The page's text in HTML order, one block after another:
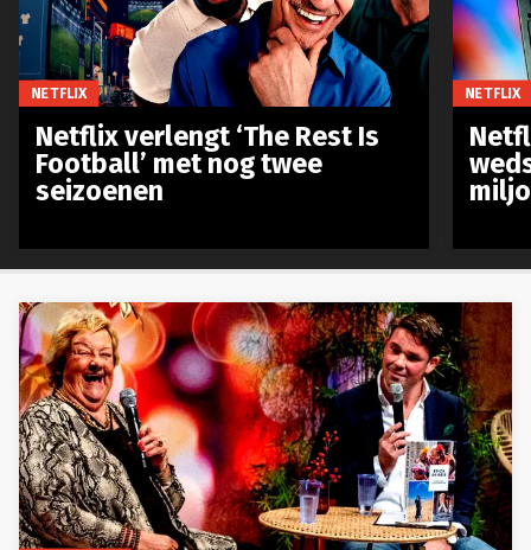
NETFLIX
Netflix verlengt ‘The Rest Is
Football’ met nog twee
seizoenen
NETFLIX